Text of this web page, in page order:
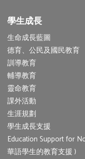
學生成長
生命成長藍圖
德育、公民及國民教育
訓導教育
輔導教育
靈命教育
課外活動
生涯規劃
學生成長支援
Education Support for
華語學生的教育支援 )